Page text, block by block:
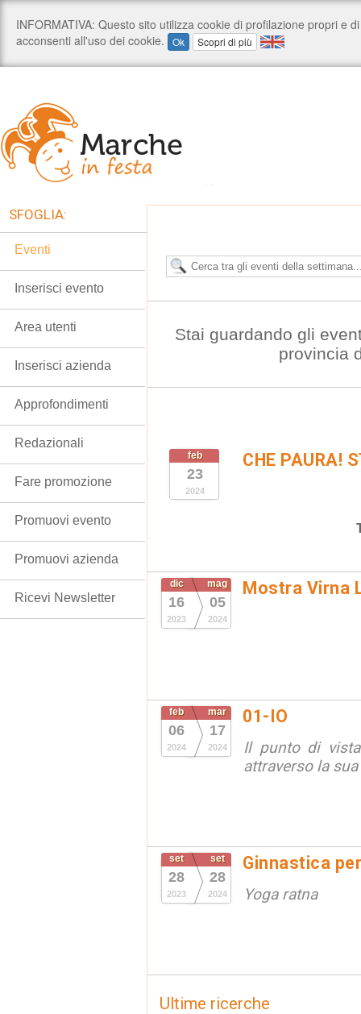
Stai guardando gli
provincia
feb
23
2024
CHE PAURA!
dic
16
2023
mag
05
2024
Mostra Virna
feb
06
2024
mar
17
2024
01-IO
Il punto di vista
attraverso la
set
28
2023
set
28
2024
Ginnastica
Yoga ratna
Ultime ricerche
SFOGLIA:
Eventi
Inserisci evento
Area utenti
Inserisci azienda
Approfondimenti
Redazionali
Fare promozione
Promuovi evento
Promuovi azienda
Ricevi Newsletter